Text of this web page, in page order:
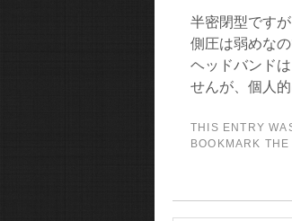
半密閉型です
側圧は弱めな
ヘッドバンド
せんが、個人
THIS ENTRY
BOOKMARK THE